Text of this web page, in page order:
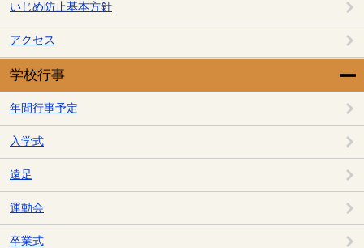
いじめ防止基本方針
アクセス
学校行事
年間行事予定
入学式
遠足
運動会
卒業式